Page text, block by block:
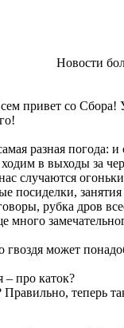
Новости
привет со Сбора!
разная погода:
в выходы за
случаются
посиделки,
рубка дров
много
может
– про каток?
теперь